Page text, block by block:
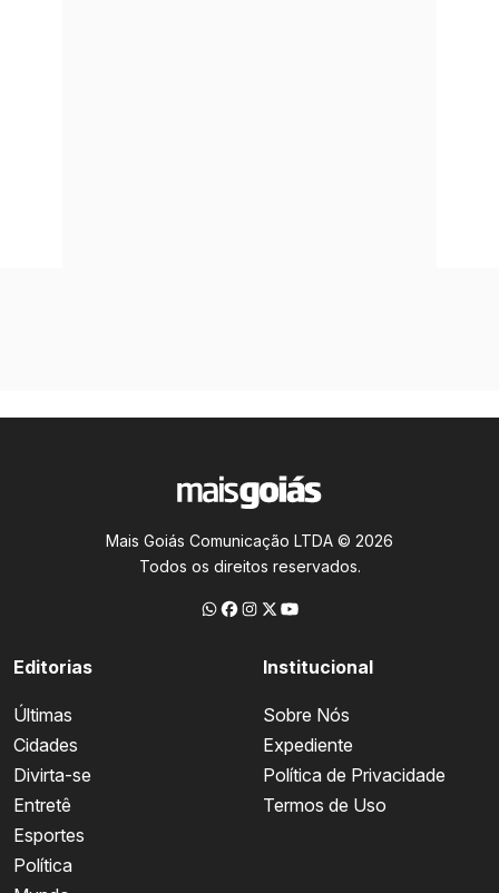
Mais Goiás Comunicação LTDA © 2026
Todos os direitos reservados.
Editorias
Últimas
Cidades
Divirta-se
Entretê
Esportes
Política
Institucional
Sobre Nós
Expediente
Política de Privacidade
Termos de Uso